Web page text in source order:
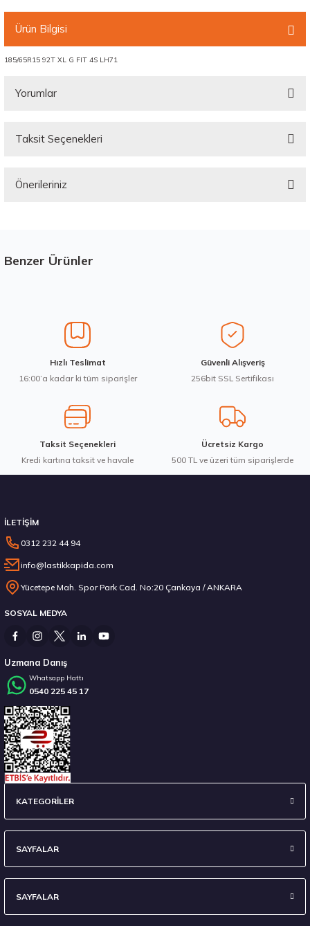
Ürün Bilgisi
185/65R15 92T XL G FIT 4S LH71
Yorumlar
Taksit Seçenekleri
Önerileriniz
Görüş ve önerileriniz için teşekkür ederiz.
Ürün bilgilerinde hatalar bulunuyor.
Ürün fiyatı diğer sitelerden daha pahalı.
Bu ürüne benzer farklı alternatifler olmalı.
Benzer Ürünler
Montreal 225/60R18 100V Eco 2 Yaz 2026
3.476,84 ₺
Stokta 12 Adet
Hızlı Teslimat
16:00’a kadar ki tüm siparişler
Güvenli Alışveriş
256bit SSL Sertifikası
Taksit Seçenekleri
Kredi kartına taksit ve havale
Ücretsiz Kargo
500 TL ve üzeri tüm siparişlerde
İLETİŞİM
0312 232 44 94
info@lastikkapida.com
Yücetepe Mah. Spor Park Cad. No:20 Çankaya / ANKARA
SOSYAL MEDYA
Uzmana Danış
Whatsapp Hattı
0540 225 45 17
KATEGORİLER
SAYFALAR
SAYFALAR